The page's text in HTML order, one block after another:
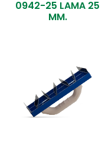
0942-25 LAMA 25
MM.